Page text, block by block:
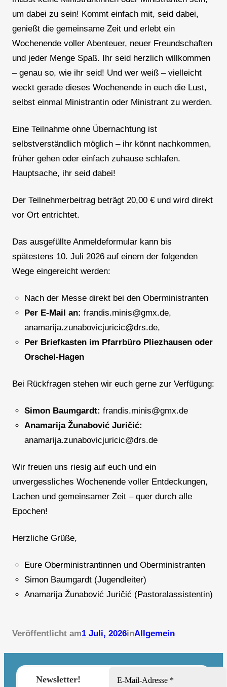
um dabei zu sein! Kommt einfach mit, seid dabei,
genießt die gemeinsame Zeit und erlebt ein
Wochenende voller Abenteuer, neuer Freundschaften
und jeder Menge Spaß. Ihr seid herzlich willkommen
– genau so, wie ihr seid! Und wer weiß – vielleicht
weckt gerade dieses Wochenende in euch die Lust,
selbst einmal Ministrantin oder Ministrant zu werden.
Eine Teilnahme ohne Übernachtung ist
selbstverständlich möglich – ihr könnt nachkommen,
früher gehen oder einfach zuhause schlafen.
Hauptsache, ihr seid dabei!
Der Teilnehmerbeitrag beträgt 20,00 € und wird direkt
vor Ort entrichtet.
Das ausgefüllte Anmeldeformular kann bis
spätestens 10. Juli 2026 auf einem der folgenden
Wege eingereicht werden:
Nach der Messe direkt bei den Oberministranten
Per E-Mail an: frandis.minis@gmx.de,
anamarija.zunabovicjuricic@drs.de,
Per Briefkasten im Pfarrbüro Pliezhausen oder
Orschel-Hagen
Bei Rückfragen stehen wir euch gerne zur Verfügung:
Simon Baumgardt: frandis.minis@gmx.de
Anamarija Žunabović Juričić:
anamarija.zunabovicjuricic@drs.de
Wir freuen uns riesig auf euch und ein
unvergessliches Wochenende voller Entdeckungen,
Lachen und gemeinsamer Zeit – quer durch alle
Epochen!
Herzliche Grüße,
Eure Oberministrantinnen und Oberministranten
Simon Baumgardt (Jugendleiter)
Anamarija Žunabović Juričić (Pastoralassistentin)
Veröffentlicht am1 Juli, 2026inAllgemein
Newsletter!